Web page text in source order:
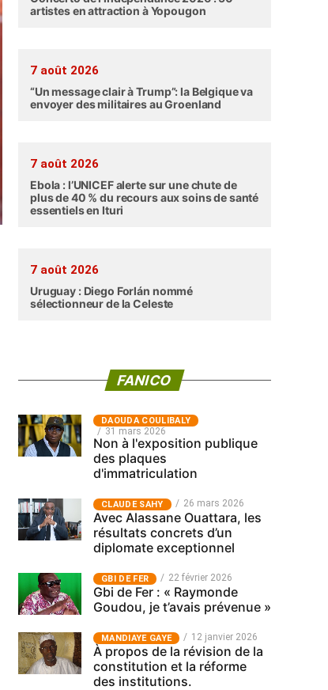
artistes en attraction à Yopougon
7 août 2026
“Un message clair à Trump”: la Belgique va
envoyer des militaires au Groenland
7 août 2026
Ebola : l’UNICEF alerte sur une chute de
plus de 40 % du recours aux soins de santé
essentiels en Ituri
7 août 2026
Uruguay : Diego Forlán nommé
sélectionneur de la Celeste
FANICO
‎DAOUDA COULIBALY
31 mars 2026
Non à l'exposition publique
des plaques
d'immatriculation
CLAUDE SAHY 26 mars 2026
Avec Alassane Ouattara, les
résultats concrets d’un
diplomate exceptionnel
GBI DE FER 22 février 2026
Gbi de Fer : « Raymonde
Goudou, je t’avais prévenue »
MANDIAYE GAYE 12 janvier 2026
À propos de la révision de la
constitution et la réforme
des institutions.